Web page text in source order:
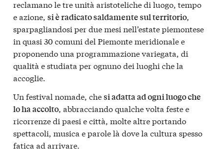
reclamano le tre unità aristoteliche di luogo, tempo
e azione, si è radicato saldamente sul territorio,
sparpagliandosi per due mesi nell’estate piemontese
in quasi 30 comuni del Piemonte meridionale e
proponendo una programmazione variegata, di
qualità e studiata per ognuno dei luoghi che la
accoglie.
Un festival nomade, chesi adatta ad ogni luogo che
lo ha accolto, abbracciando qualche volta feste e
ricorrenze di paesi e città, molte altre portando
spettacoli, musica e parole là dove la cultura spesso
fatica ad arrivare.